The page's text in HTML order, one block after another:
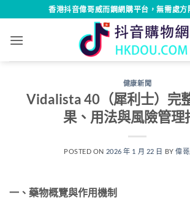
to
content
香港抖音偉哥威而鋼網購平台，無需處方
健康新聞
Vidalista 40（犀利士）完
果、用法與風險管理
POSTED ON 2026 年 1 月 22 日 BY偉
一、藥物概覽與作用機制